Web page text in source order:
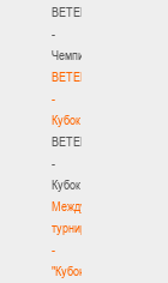
BETERA
-
Чемпионат
BETERA
-
Кубок
BETERA
-
Кубок
Международный
турнир
-
"Кубок